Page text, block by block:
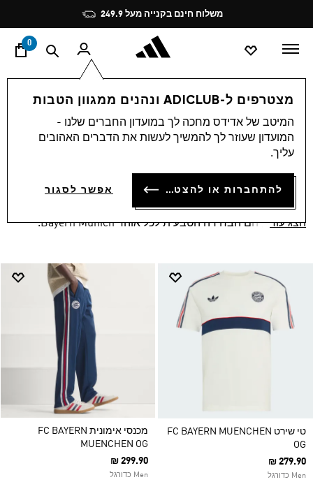
Pause
promotion
rotation
הצטרפו חינם לאדיקלאב, תיהנו מהטבות ותצברו נקודות
0
מצטרפים ל-ADICLUB ונהנים ממגוון הטבות
המיטב של אדידס מחכה לך במועדון החברים שלנו -
המועדון שעוזר לך להמשיך לעשות את הדברים האהובים
עליך.
להתחברות או להצטרפות אפשר לסגור
BAYERN MUNICHקולקציית
סינון ומיון
Bayern Munich קולקציית אדידס של מועדון הכדורגל - הסגנון
הספורטיבי והאייקוני, עם כל פריטי הלבוש המגוונים שישדרגו לכם
כל מראה, הם הבחירה הטבעית לכל אוהד Bayern Munich.
הצג עוד
טי שירט FC BAYERN MUENCHEN
OG
₪ 279.90
Men כדורגל
מכנסי אימונית FC BAYERN
MUENCHEN OG
₪ 299.90
Men כדורגל